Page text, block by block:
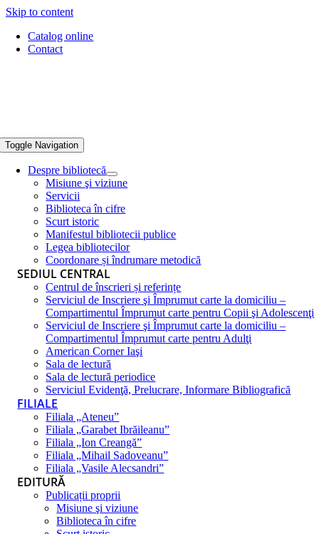
Skip to content
Catalog online
Contact
Toggle Navigation
Despre bibliotecă
Misiune şi viziune
Servicii
Biblioteca în cifre
Scurt istoric
Manifestul bibliotecii publice
Legea bibliotecilor
Coordonare și îndrumare metodică
SEDIUL CENTRAL
Centrul de înscrieri și referințe
Serviciul de Inscriere şi Împrumut carte la domiciliu –
Compartimentul Împrumut carte pentru Copii şi Adolescenţi
Serviciul de Inscriere şi Împrumut carte la domiciliu –
Compartimentul Împrumut carte pentru Adulţi
American Corner Iaşi
Sala de lectură
Sala de lectură periodice
Serviciul Evidenţă, Prelucrare, Informare Bibliografică
FILIALE
Filiala „Ateneu”
Filiala „Garabet Ibrăileanu”
Filiala „Ion Creangă”
Filiala „Mihail Sadoveanu”
Filiala „Vasile Alecsandri”
EDITURĂ
Publicații proprii
Misiune şi viziune
Biblioteca în cifre